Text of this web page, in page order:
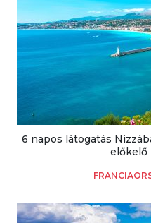
6 napos látogatás
előkelő